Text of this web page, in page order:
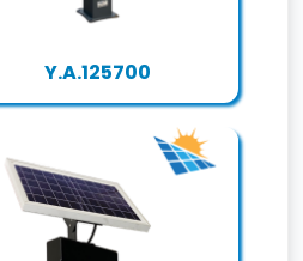
Y.A.125700